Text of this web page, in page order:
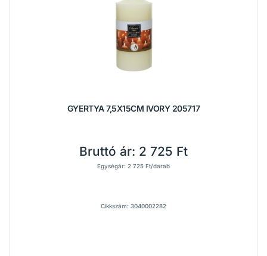
GYERTYA 7,5X15CM IVORY 205717
Bruttó ár: 2 725 Ft
Egységár: 2 725 Ft/darab
Cikkszám: 3040002282